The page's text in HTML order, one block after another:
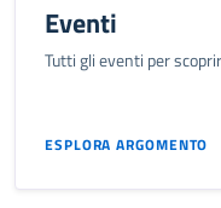
Eventi
Tutti gli eventi per
ESPLORA ARGOMENTO